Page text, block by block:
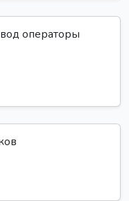
операторы